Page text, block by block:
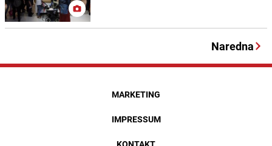
Naredna
MARKETING
IMPRESSUM